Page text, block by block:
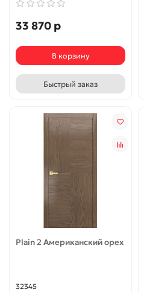
33 870 р
В корзину
Быстрый заказ
Plain 2 Американский орех
32345